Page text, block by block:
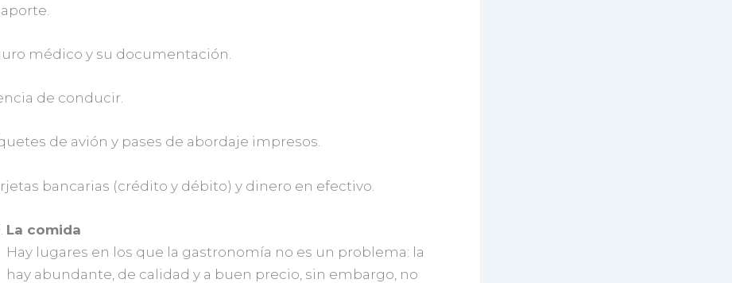
médico y su documentación.
de conducir.
de avión y pases de abordaje impresos.
bancarias (crédito y débito) y dinero en efectivo.
La comida
Hay lugares en los que la gastronomía no es un problema: la
hay abundante, de calidad y a buen precio, sin embargo, no